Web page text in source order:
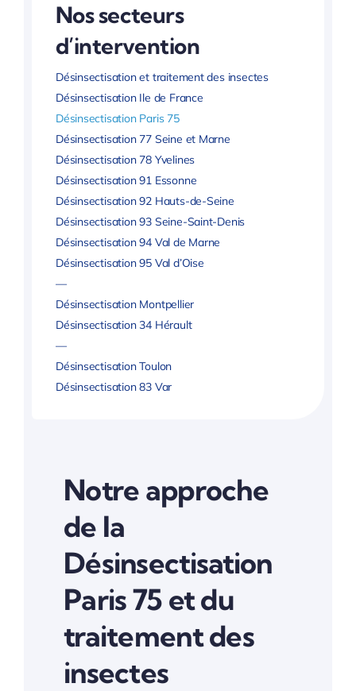
Nos secteurs
d’intervention
Désinsectisation et traitement des insectes
Désinsectisation Ile de France
Désinsectisation Paris 75
Désinsectisation 77 Seine et Marne
Désinsectisation 78 Yvelines
Désinsectisation 91 Essonne
Désinsectisation 92 Hauts-de-Seine
Désinsectisation 93 Seine-Saint-Denis
Désinsectisation 94 Val de Marne
Désinsectisation 95 Val d’Oise
—
Désinsectisation Montpellier
Désinsectisation 34 Hérault
—
Désinsectisation Toulon
Désinsectisation 83 Var
Notre approche
de la
Désinsectisation
Paris 75 et du
traitement des
insectes